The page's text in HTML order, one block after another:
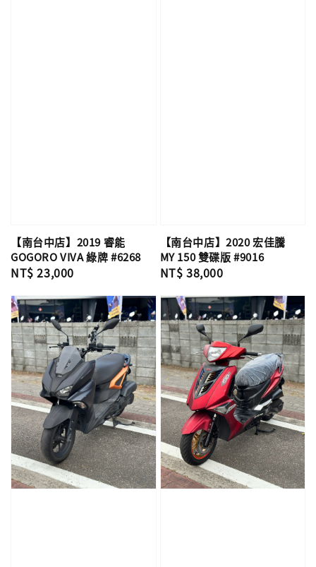
【南台中店】2019 睿能
GOGORO VIVA 綠牌 #6268
Regular
NT$ 23,000
【南台中店】2020 宏佳騰
MY 150 雙碟版 #9016
Regular
NT$ 38,000